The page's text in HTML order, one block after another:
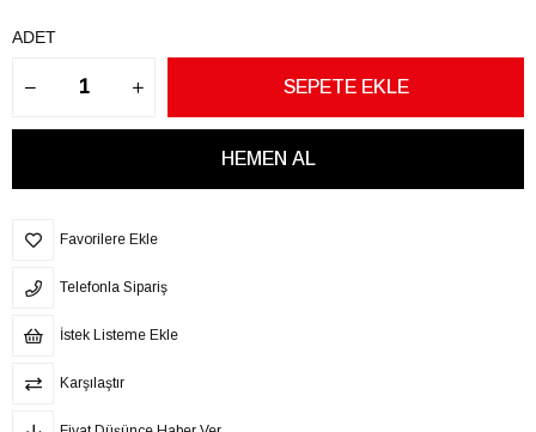
ADET
Favorilere Ekle
Telefonla Sipariş
İstek Listeme Ekle
Karşılaştır